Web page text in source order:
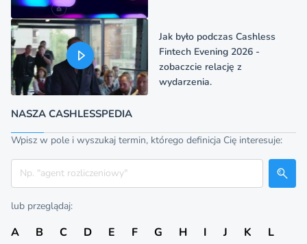
Jak było podczas Cashless
Fintech Evening 2026 -
zobaczcie relację z
wydarzenia.
NASZA CASHLESSPEDIA
Wpisz w pole i wyszukaj termin, którego definicja Cię interesuje:
Szukaj
lub przeglądaj:
A B C D E F G H I J K
L